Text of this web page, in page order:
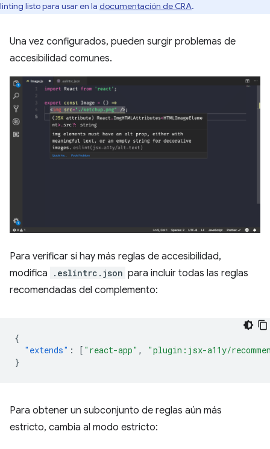
linting listo para usar en la documentación de CRA.
Una vez configurados, pueden surgir problemas de
accesibilidad comunes.
Para verificar si hay más reglas de accesibilidad,
modifica
.eslintrc.json para incluir todas las reglas
recomendadas del complemento:
{
"extends" : [ "react-app" ,
"plugin:jsx-a11y/
}
Para obtener un subconjunto de reglas aún más
estricto, cambia al modo estricto: